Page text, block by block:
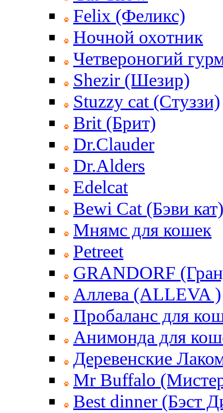
Felix (Феликс)
Ночной охотник
Четвероногий
Shezir (Шезир)
Stuzzy cat (Стуззи)
Brit (Брит)
Dr.Clauder
Dr.Alders
Edelcat
Bewi Cat (Бэви кат)
Мнямс для кошек
Petreet
GRANDORF
Аллева (ALLEVA )
Пробаланс для
Анимонда для
Деревенские
Mr Buffalo
Best dinner (Бэст